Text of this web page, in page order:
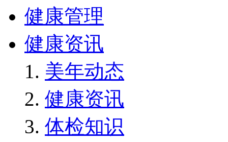
健康管理
健康资讯
美年动态
健康资讯
体检知识